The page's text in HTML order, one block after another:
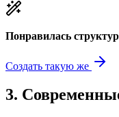
Понравилась
Создать такую же
3.